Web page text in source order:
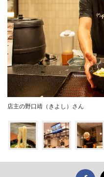
店主の野口靖（きよし）さん